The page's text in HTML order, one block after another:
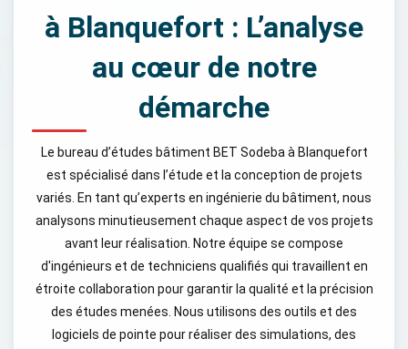
à Blanquefort : L’analyse
au cœur de notre
démarche
Le bureau d’études bâtiment BET Sodeba à Blanquefort
est spécialisé dans l’étude et la conception de projets
variés. En tant qu’experts en ingénierie du bâtiment, nous
analysons minutieusement chaque aspect de vos projets
avant leur réalisation. Notre équipe se compose
d'ingénieurs et de techniciens qualifiés qui travaillent en
étroite collaboration pour garantir la qualité et la précision
des études menées. Nous utilisons des outils et des
logiciels de pointe pour réaliser des simulations, des